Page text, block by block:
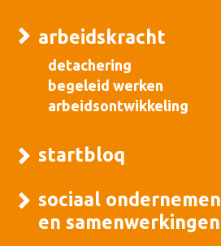
arbeidskracht
detachering
begeleid werken
arbeidsontwikkeling
startbloq
sociaal ondernemen
en samenwerkingen